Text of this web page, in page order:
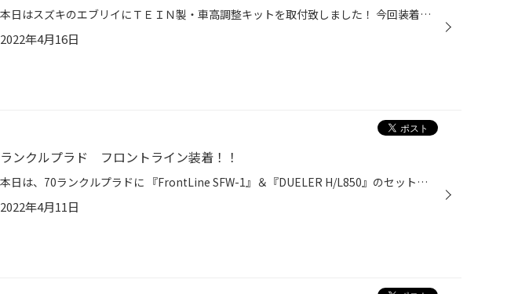
本日はスズキのエブリイにＴＥＩＮ製・車高調整キットを取付致しました！ 今回装着したのは、”テイン フレックスＺ”になります！ 乗り心地も重視するため１６段減衰調整可能なモデルにさせて頂きました。 ↑↑フロント側 ↑↑ リヤ側 車高を決定してからアライメント測定＆調整作業を...
2022年4月16日
ランクルプラド フロントライン装着！！
本日は、70ランクルプラドに 『FrontLine SFW-1』＆『DUELER H/L850』のセットを装着させていただきました。 MTタイヤやATタイヤではなく街乗り重視のH/L850をお選びいただきました。 FrontLine SFW1 は 鍛造ホイールなので非常に軽くタイヤの大きさを感じさせないくらいでした。 納期が長くかかっ...
2022年4月11日